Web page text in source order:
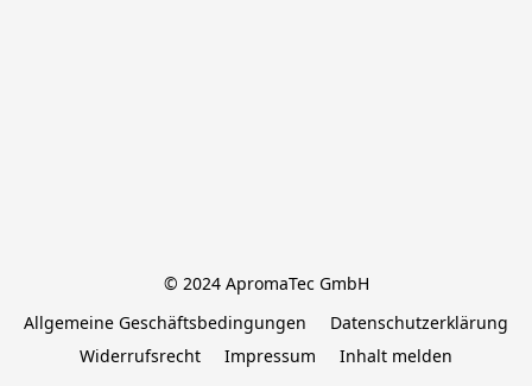
© 2024 ApromaTec GmbH
Allgemeine Geschäftsbedingungen
Datenschutzerklärung
Widerrufsrecht
Impressum Inhalt melden